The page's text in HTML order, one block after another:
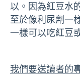
以。因為紅豆水
至於像利尿劑一
一樣可以吃紅豆
我們要送讀者的